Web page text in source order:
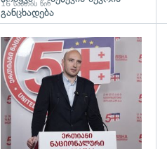
განცხადება
16 საათის წინ